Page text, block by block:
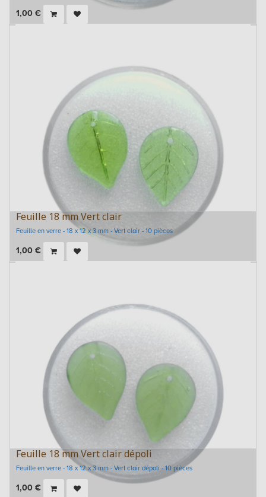
1,00 €
Feuille 18 mm Vert clair
Feuille en verre - 18 x 12 x 3 mm - Vert clair - 10 pièces
1,00 €
Feuille 18 mm Vert clair dépoli
Feuille en verre - 18 x 12 x 3 mm - Vert clair dépoli - 10 pièces
1,00 €